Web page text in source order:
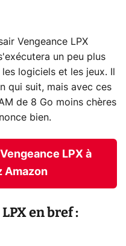
Vengeance LPX
un peu plus
logiciels et les jeux. Il
qui suit, mais avec ces
de 8 Go moins chères
bien.
LPX à
Amazon
en bref :